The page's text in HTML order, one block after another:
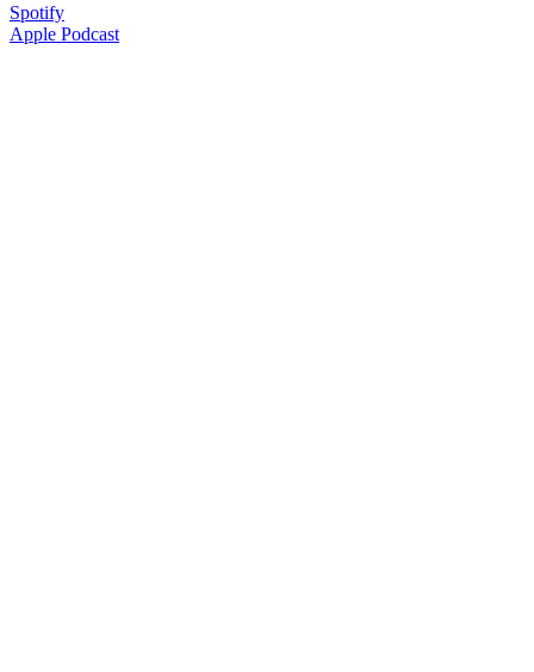
Spotify
Apple Podcast